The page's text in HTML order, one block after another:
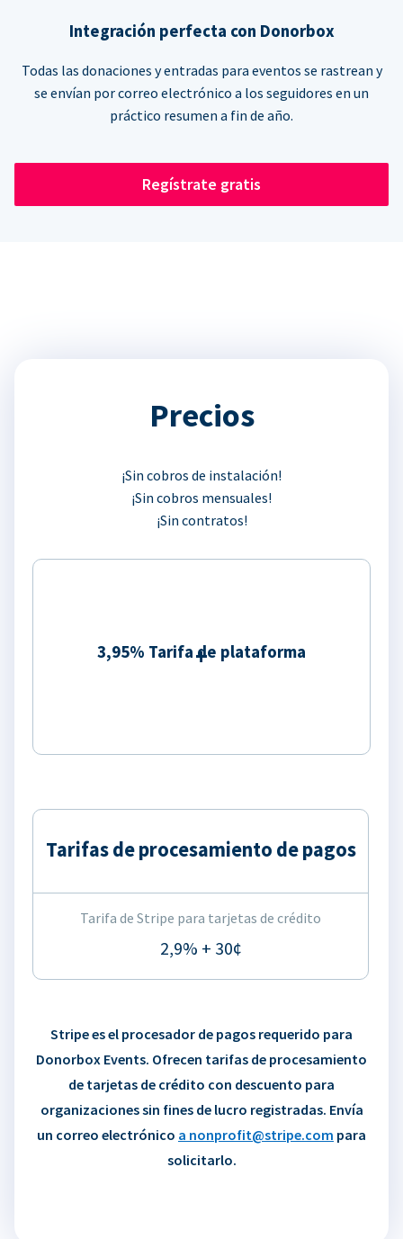
Integración perfecta con Donorbox
Todas las donaciones y entradas para eventos se rastrean y
se envían por correo electrónico a los seguidores en un
práctico resumen a fin de año.
Regístrate gratis
Precios
¡Sin cobros de instalación!
¡Sin cobros mensuales!
¡Sin contratos!
3,95% Tarifa de plataforma
Tarifas de procesamiento de pagos
Tarifa de Stripe para tarjetas de crédito
2,9% + 30¢
Stripe es el procesador de pagos requerido para
Donorbox Events. Ofrecen tarifas de procesamiento
de tarjetas de crédito con descuento para
organizaciones sin fines de lucro registradas. Envía
un correo electrónico a nonprofit@stripe.com para
solicitarlo.